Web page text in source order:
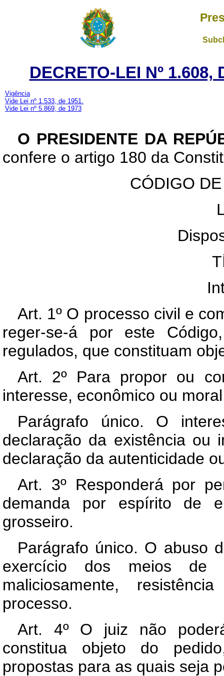
DECRETO-LEI Nº 1.608,
Vigência
Vide Lei nº 1.533, de 1951.
Vide Lei nº 5.869, de 1973
O PRESIDENTE DA
confere o artigo 180 da
CÓDIGO
Art. 1º O processo civil e
reger-se-á por este
regulados, que constituam
Art. 2º Para propor ou
interesse, econômico ou
Parágrafo único. O
declaração da existência ou
declaração da autenticidade
Art. 3º Responderá por
demanda por espírito de
grosseiro.
Parágrafo único. O abuso
exercício dos meios de
maliciosamente,
processo.
Art. 4º O juiz não
constitua objeto do
propostas para as quais seja